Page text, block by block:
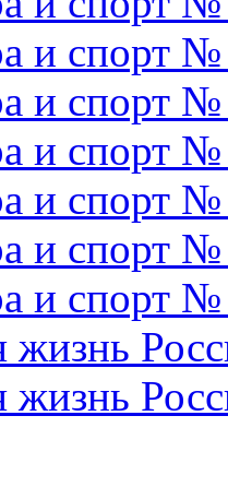
и спорт
и спорт
и спорт
и спорт
и спорт
и спорт
жизнь
жизнь